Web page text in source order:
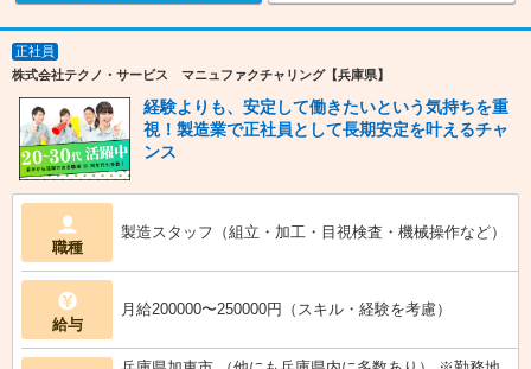
正社員
株式会社テクノ・サービス マニュファクチャリング【兵庫県】
経験よりも、安定して働きたいという気持ちを重
視！製造業で正社員として長期安定を叶えるチャ
ンス
職種
製造スタッフ（組立・加工・目視検査・機械操作など）
給与
月給200000〜250000円（スキル・経験を考慮）